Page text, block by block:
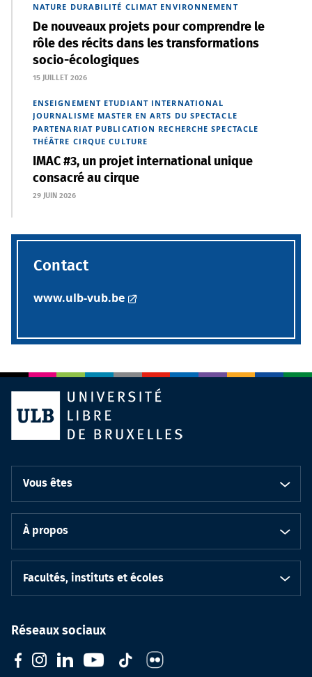
NATURE DURABILITÉ CLIMAT ENVIRONNEMENT
De nouveaux projets pour comprendre le
rôle des récits dans les transformations
socio-écologiques
15 JUILLET 2026
ENSEIGNEMENT ETUDIANT INTERNATIONAL
JOURNALISME MASTER EN ARTS DU SPECTACLE
PARTENARIAT PUBLICATION RECHERCHE SPECTACLE
THÉÂTRE CIRQUE CULTURE
IMAC #3, un projet international unique
consacré au cirque
29 JUIN 2026
Contact
www.ulb-vub.be
Vous êtes
À propos
Facultés, instituts et écoles
Réseaux sociaux